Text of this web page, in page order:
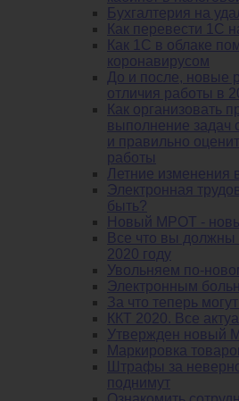
Бухгалтерия на
Как перевести 1С
Как 1С в облаке
коронавирусом
До и после, новые
отличия работы в
Как организовать
выполнение задач
и правильно
работы
Летние изменения
Электронная
быть?
Новый МРОТ -
Все что вы должны
2020 году
Увольняем по-
Электронным
За что теперь
ККТ 2020. Все
Утвержден новый
Маркировка
Штрафы за
поднимут